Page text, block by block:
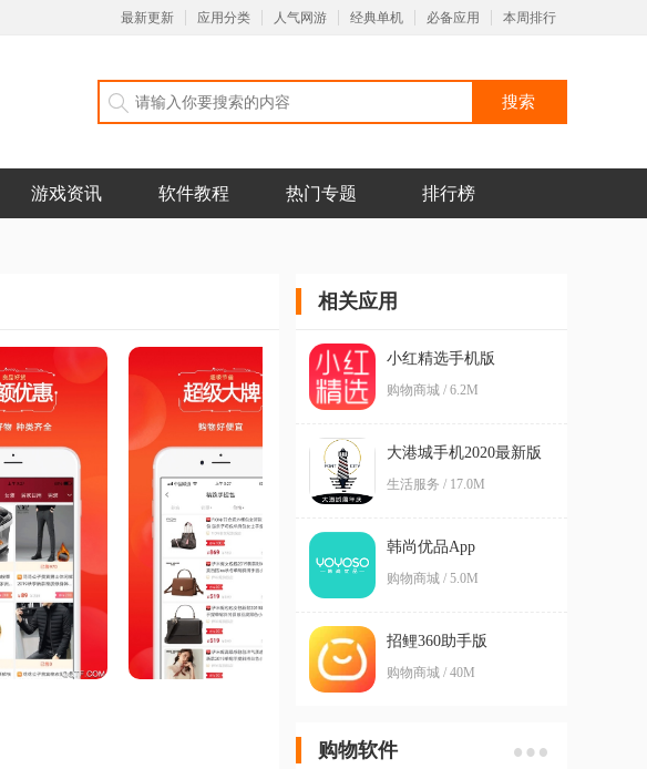
最新更新 应用分类 人气网游 经典单机 必备应用 本周排行
游戏资讯 软件教程 热门专题 排行榜
相关应用
小红精选手机版
购物商城 / 6.2M
大港城手机2020最新版
生活服务 / 17.0M
韩尚优品App
购物商城 / 5.0M
招鲤360助手版
购物商城 / 40M
购物软件